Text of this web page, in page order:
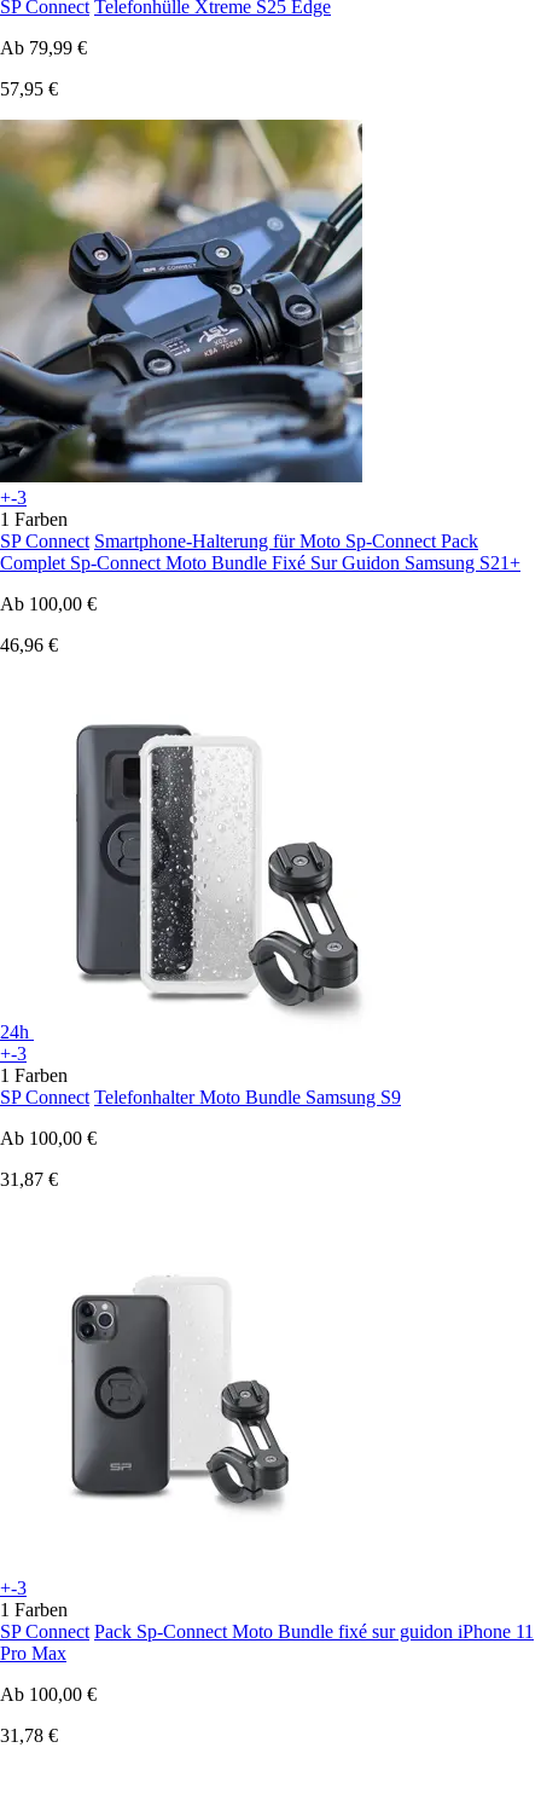
SP Connect Telefonhülle Xtreme S25 Edge
Ab 79,99 €
57,95 €
+-3
1 Farben
SP Connect Smartphone-Halterung für Moto Sp-Connect Pack
Complet Sp-Connect Moto Bundle Fixé Sur Guidon Samsung S21+
Ab 100,00 €
46,96 €
24h
+-3
1 Farben
SP Connect Telefonhalter Moto Bundle Samsung S9
Ab 100,00 €
31,87 €
+-3
1 Farben
SP Connect Pack Sp-Connect Moto Bundle fixé sur guidon iPhone 11
Pro Max
Ab 100,00 €
31,78 €